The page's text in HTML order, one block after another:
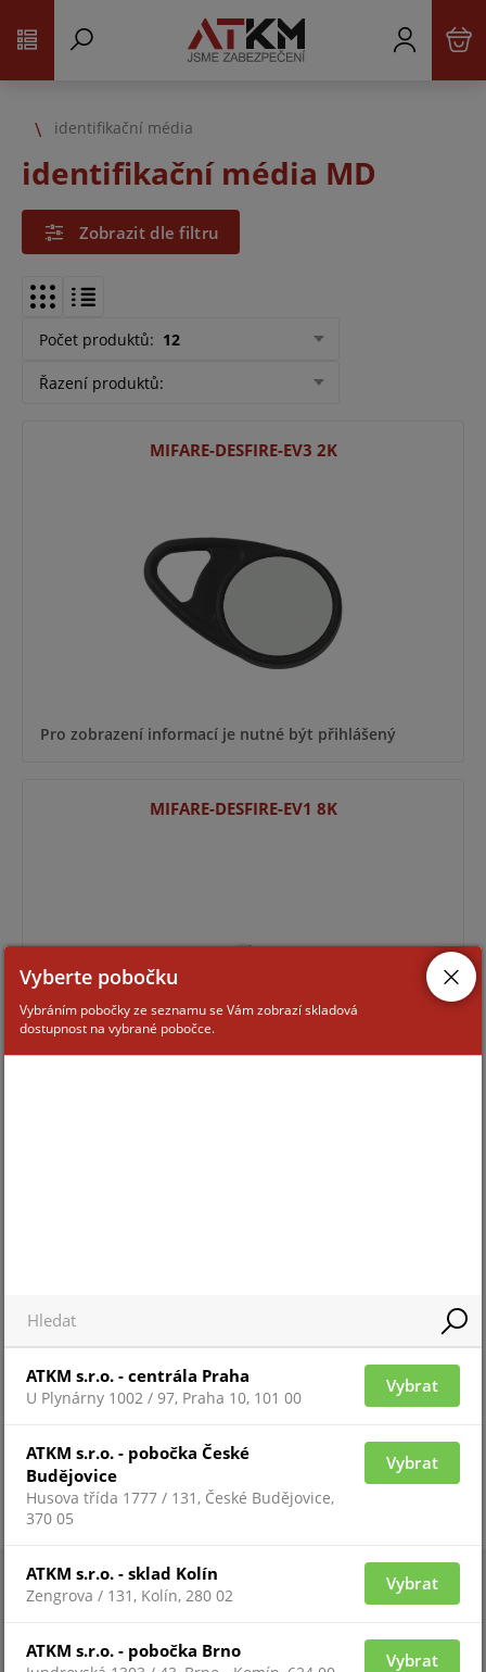
identifikační média
identifikační média MD
Zobrazit dle filtru
Počet produktů: 12
Řazení produktů:
MIFARE-DESFIRE-EV3 2K
Pro zobrazení informací je nutné být přihlášený
MIFARE-DESFIRE-EV1 8K
Pro zobrazení informací je nutné být přihlášený
Vyberte pobočku
Vybráním pobočky ze seznamu se Vám zobrazí skladová
dostupnost na vybrané pobočce.
ATKM s.r.o. - centrála Praha
U Plynárny 1002 / 97, Praha 10, 101 00
Vybrat
ATKM s.r.o. - pobočka České
Budějovice
Husova třída 1777 / 131, České Budějovice,
370 05
Vybrat
ATKM s.r.o. - sklad Kolín
Zengrova / 131, Kolín, 280 02
Vybrat
ATKM s.r.o. - pobočka Brno Vybrat